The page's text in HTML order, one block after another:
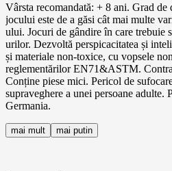
Vârsta recomandată: + 8 ani. Grad
jocului este de a găsi cât mai multe
ului. Jocuri de gândire în care trebuie
urilor. Dezvoltă perspicacitatea și
și materiale non-toxice, cu vopsele
reglementărilor EN71&ASTM.
Conține piese mici. Pericol de
supraveghere a unei persoane adulte.
Germania.
mai mult mai putin